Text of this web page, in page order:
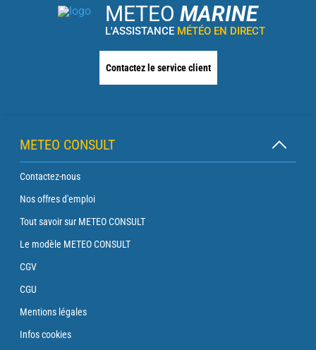
METEO MARINE
L'ASSISTANCE MÉTÉO EN DIRECT
Contactez le service client
METEO CONSULT
Contactez-nous
Nos offres d'emploi
Tout savoir sur METEO CONSULT
Le modèle METEO CONSULT
CGV
CGU
Mentions légales
Infos cookies